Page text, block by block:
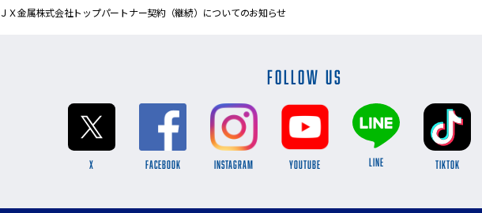
ＪＸ金属株式会社トップパートナー契約（継続）についてのお知らせ
FOLLOW US
X FACEBOOK INSTAGRAM YOUTUBE LINE TikTok